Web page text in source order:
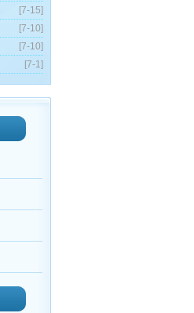
[7-15]
[7-10]
[7-10]
[7-1]